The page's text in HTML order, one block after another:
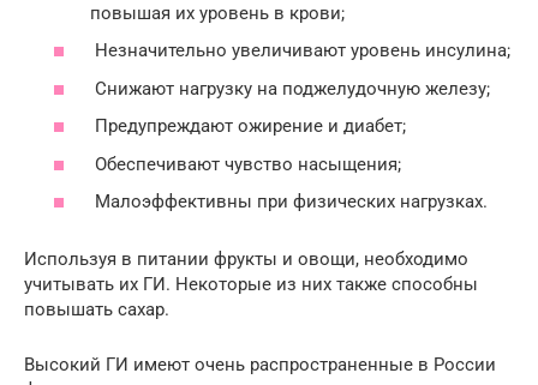
повышая их уровень в крови;
Незначительно увеличивают уровень инсулина;
Снижают нагрузку на поджелудочную железу;
Предупреждают ожирение и диабет;
Обеспечивают чувство насыщения;
Малоэффективны при физических нагрузках.
Используя в питании фрукты и овощи, необходимо
учитывать их ГИ. Некоторые из них также способны
повышать сахар.
Высокий ГИ имеют очень распространенные в России